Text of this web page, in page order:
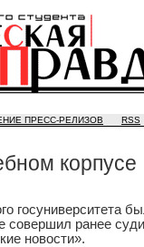
ПРЕСС-РЕЛИЗОВ RSS
корпусе
госуниверситета
совершил ранее
новости».